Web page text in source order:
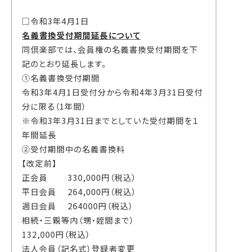
□令和3年4月1日
名義書換受付期間延長について
同倶楽部では、会員権の名義書換受付期間を下
記のとおり延長します。
①名義書換受付期間
令和3年4月1日受付分から令和4年3月31日受付
分に限る（1年間）
※令和3年3月31日までとしていた受付期間を１
年間延長
②受付期間中の名義書換料
【改定前】
正会員 330,000円（税込）
平日会員 264,000円（税込）
週日会員 264000円（税込）
相続・三親等内（甥・姪間まで）
132,000円（税込）
法人会員（記名式）登録者変更